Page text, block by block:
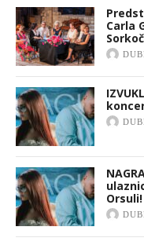
Carla
Orsuli!